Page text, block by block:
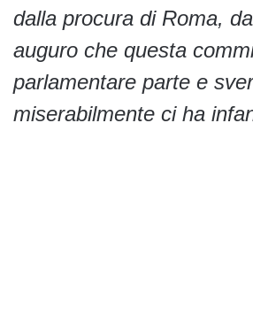
dalla procura di Roma,
auguro che questa
parlamentare parte e
miserabilmente ci ha